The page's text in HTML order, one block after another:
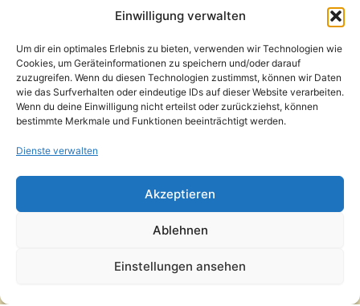
Einwilligung verwalten
Um dir ein optimales Erlebnis zu bieten, verwenden wir Technologien wie
Cookies, um Geräteinformationen zu speichern und/oder darauf
zuzugreifen. Wenn du diesen Technologien zustimmst, können wir Daten
wie das Surfverhalten oder eindeutige IDs auf dieser Website verarbeiten.
Wenn du deine Einwilligung nicht erteilst oder zurückziehst, können
bestimmte Merkmale und Funktionen beeinträchtigt werden.
Dienste verwalten
Akzeptieren
Ablehnen
Einstellungen ansehen
Die besten Getränke für den Winter
Startseite
Presse
Kontakt / Support
Datenschutzerklärung
Copyright © 2026 Pfandpirat | Präsentiert vonZimmermanns
Internet & PR-Beratung
Instagram